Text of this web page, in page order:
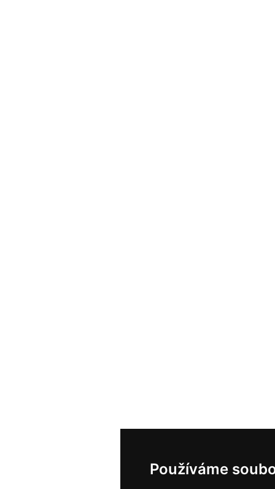
Používáme